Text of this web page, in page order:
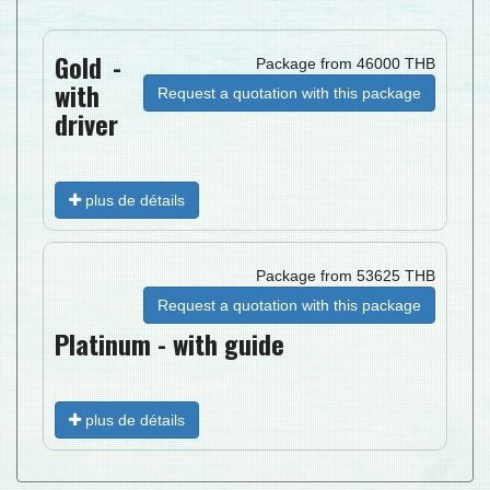
Package from 46000 THB
Request a quotation with this package
Gold -
with
driver
plus de détails
Package from 53625 THB
Request a quotation with this package
Platinum - with guide
plus de détails